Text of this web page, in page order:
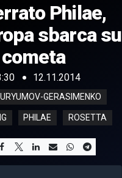
Philae,
sbarca su
12.11.2014
GERASIMENKO
PHILAE ROSETTA